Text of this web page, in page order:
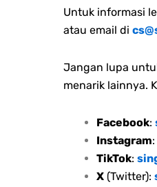
Untuk informasi
atau email di
Jangan lupa
menarik lainnya.
Facebook:
Instagram:
TikTok:
X (Twitter):